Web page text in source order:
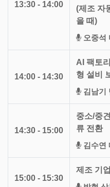
13:30 - 14:00
(제조 자
을 때)
오중석
14:00 - 14:30
AI 팩토
형 설비
김남기
14:30 - 15:00
중소/중
류 전환
김수연
15:00 - 15:30
제조 기